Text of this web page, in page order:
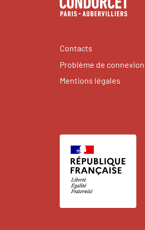
Contacts
Problème de connexion
Mentions légales